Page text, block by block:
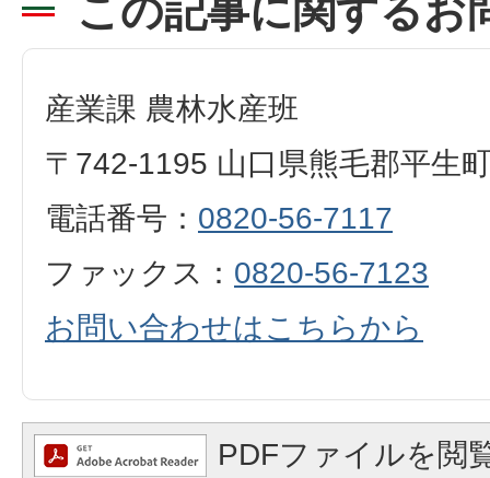
この記事に関するお
産業課 農林水産班
〒742-1195 山口県熊毛郡平生
電話番号： 0820-56-7117
ファックス： 0820-56-7123
お問い合わせはこちらから
PDFファイルを閲